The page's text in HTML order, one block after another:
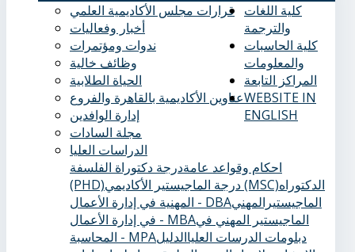
قرارات مجلس الأكاديمية العلمي
أخبار وفعاليات
ندوات ومؤتمرات
وظائف خالية
الحياة الطلابية
عناوين الأكاديمية بالقاهرة والفروع
إدارة الوافدين
مجلة السادات
الدراسات العليا
احكام وقواعد عامةدرجة دكتوراة الفلسفة
(PHD)
درجة الماجيستير الأكاديمي (MSC)الدكتوراه
المهنية في إدارة الأعمال - DBAالماجيستيرالمهني
في إدارة الأعمال - MBAالماجيستير المهني في
المحاسبة - MPA
دبلومات الدرسات العلياالدليل
كلية اللغات
والترجمة
كلية الحاسبات
والمعلومات
المراكز التابعة
WEBSITE IN
ENGLISH